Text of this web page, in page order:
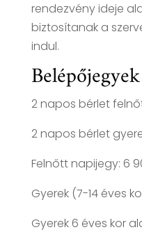
rendezvény ideje
biztosítanak a
indul.
Belépőjegyek
2 napos bérlet
2 napos bérlet
Felnőtt napijegy: 6
Gyerek (7-14 éves
Gyerek 6 éves kor